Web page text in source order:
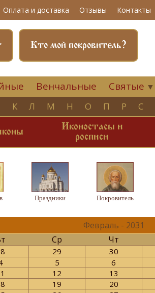
Оплата и доставка Отзывы Контакты
Кто мой покровитель?
Венчальные Святые ▼
К Л М Н О П Р С
Иконостасы и
росписи
Праздники Покровитель
Февраль - 2031
Ср Чт
29 30
5 6
12 13
19 20